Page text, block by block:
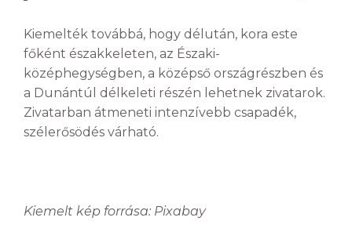
Kiemelték továbbá, hogy délután, kora este
főként északkeleten, az Északi-
középhegységben, a középső országrészben és
a Dunántúl délkeleti részén lehetnek zivatarok.
Zivatarban átmeneti intenzívebb csapadék,
szélerősödés várható.
Kiemelt kép forrása: Pixabay